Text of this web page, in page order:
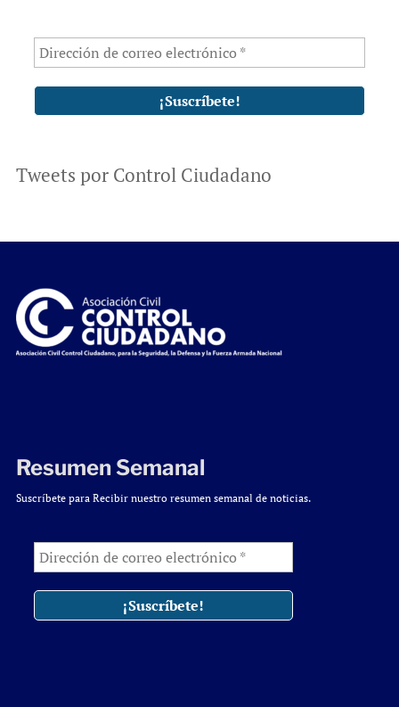
Tweets por Control Ciudadano
Resumen Semanal
Suscríbete para Recibir nuestro resumen semanal de noticias.